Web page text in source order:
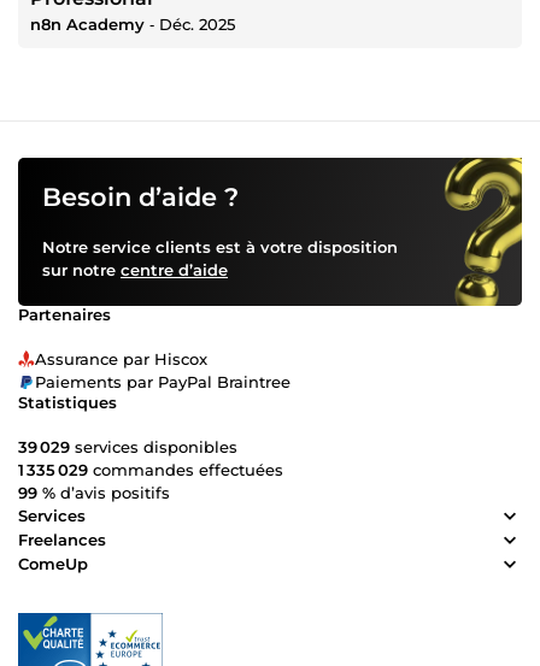
n8n Academy ‐ Déc. 2025
Besoin d’aide ?
Notre service clients est à votre disposition
sur notre centre d’aide
Partenaires
Assurance par Hiscox
Paiements par PayPal Braintree
Statistiques
39 029 services disponibles
1 335 029 commandes effectuées
99 % d’avis positifs
Services
Freelances
ComeUp